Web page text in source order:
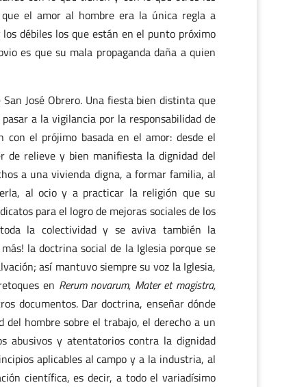
el amor al hombre era la única regla a
débiles los que están en el punto próximo
es que su mala propaganda daña a quien
José Obrero. Una fiesta bien distinta que
a la vigilancia por la responsabilidad de
el prójimo basada en el amor: desde el
de relieve y bien manifiesta la dignidad del
a una vivienda digna, a formar familia, al
al ocio y a practicar la religión que su
para el logro de mejoras sociales de los
la colectividad y se aviva también la
la doctrina social de la Iglesia porque se
así mantuvo siempre su voz la Iglesia,
en Rerum novarum, Mater et magistra,
documentos. Dar doctrina, enseñar dónde
hombre sobre el trabajo, el derecho a un
abusivos y atentatorios contra la dignidad
aplicables al campo y a la industria, al
científica, es decir, a todo el variadísimo